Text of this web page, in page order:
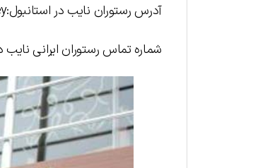
آدرس رستوران نایب در استانبول:Şehremini, Turgut Özal Millet Cd, 34104 Fatih/İstanbul, Turkey
شماره تماس رستوران ایرانی نایب در